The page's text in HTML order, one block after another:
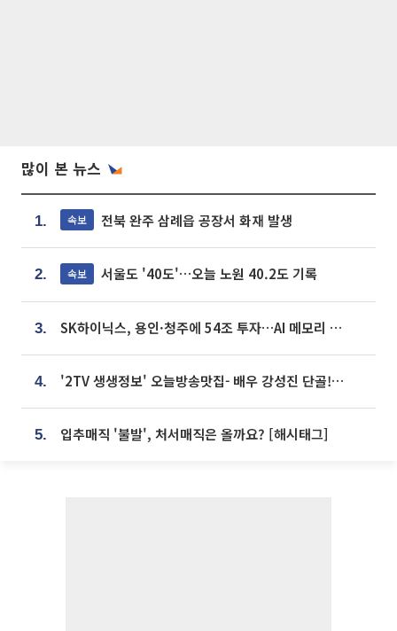
많이 본 뉴스
1. 속보 전북 완주 삼례읍 공장서 화재 발생
2. 속보 서울도 '40도'…오늘 노원 40.2도 기록
3. SK하이닉스, 용인·청주에 54조 투자…AI 메모리 생산기지 키운다
4. '2TV 생생정보' 오늘방송맛집- 배우 강성진 단골! 쌀국수ㆍ푸팟퐁 커리 맛집 '블○○○'
5. 입추매직 '불발', 처서매직은 올까요? [해시태그]